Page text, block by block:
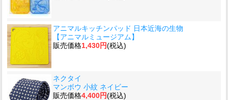
アニマルキッチンパッド 日本近海の生物
【アニマルミュージアム】
販売価格1,430円(税込)
ネクタイ
マンボウ 小紋 ネイビー
販売価格4,400円(税込)